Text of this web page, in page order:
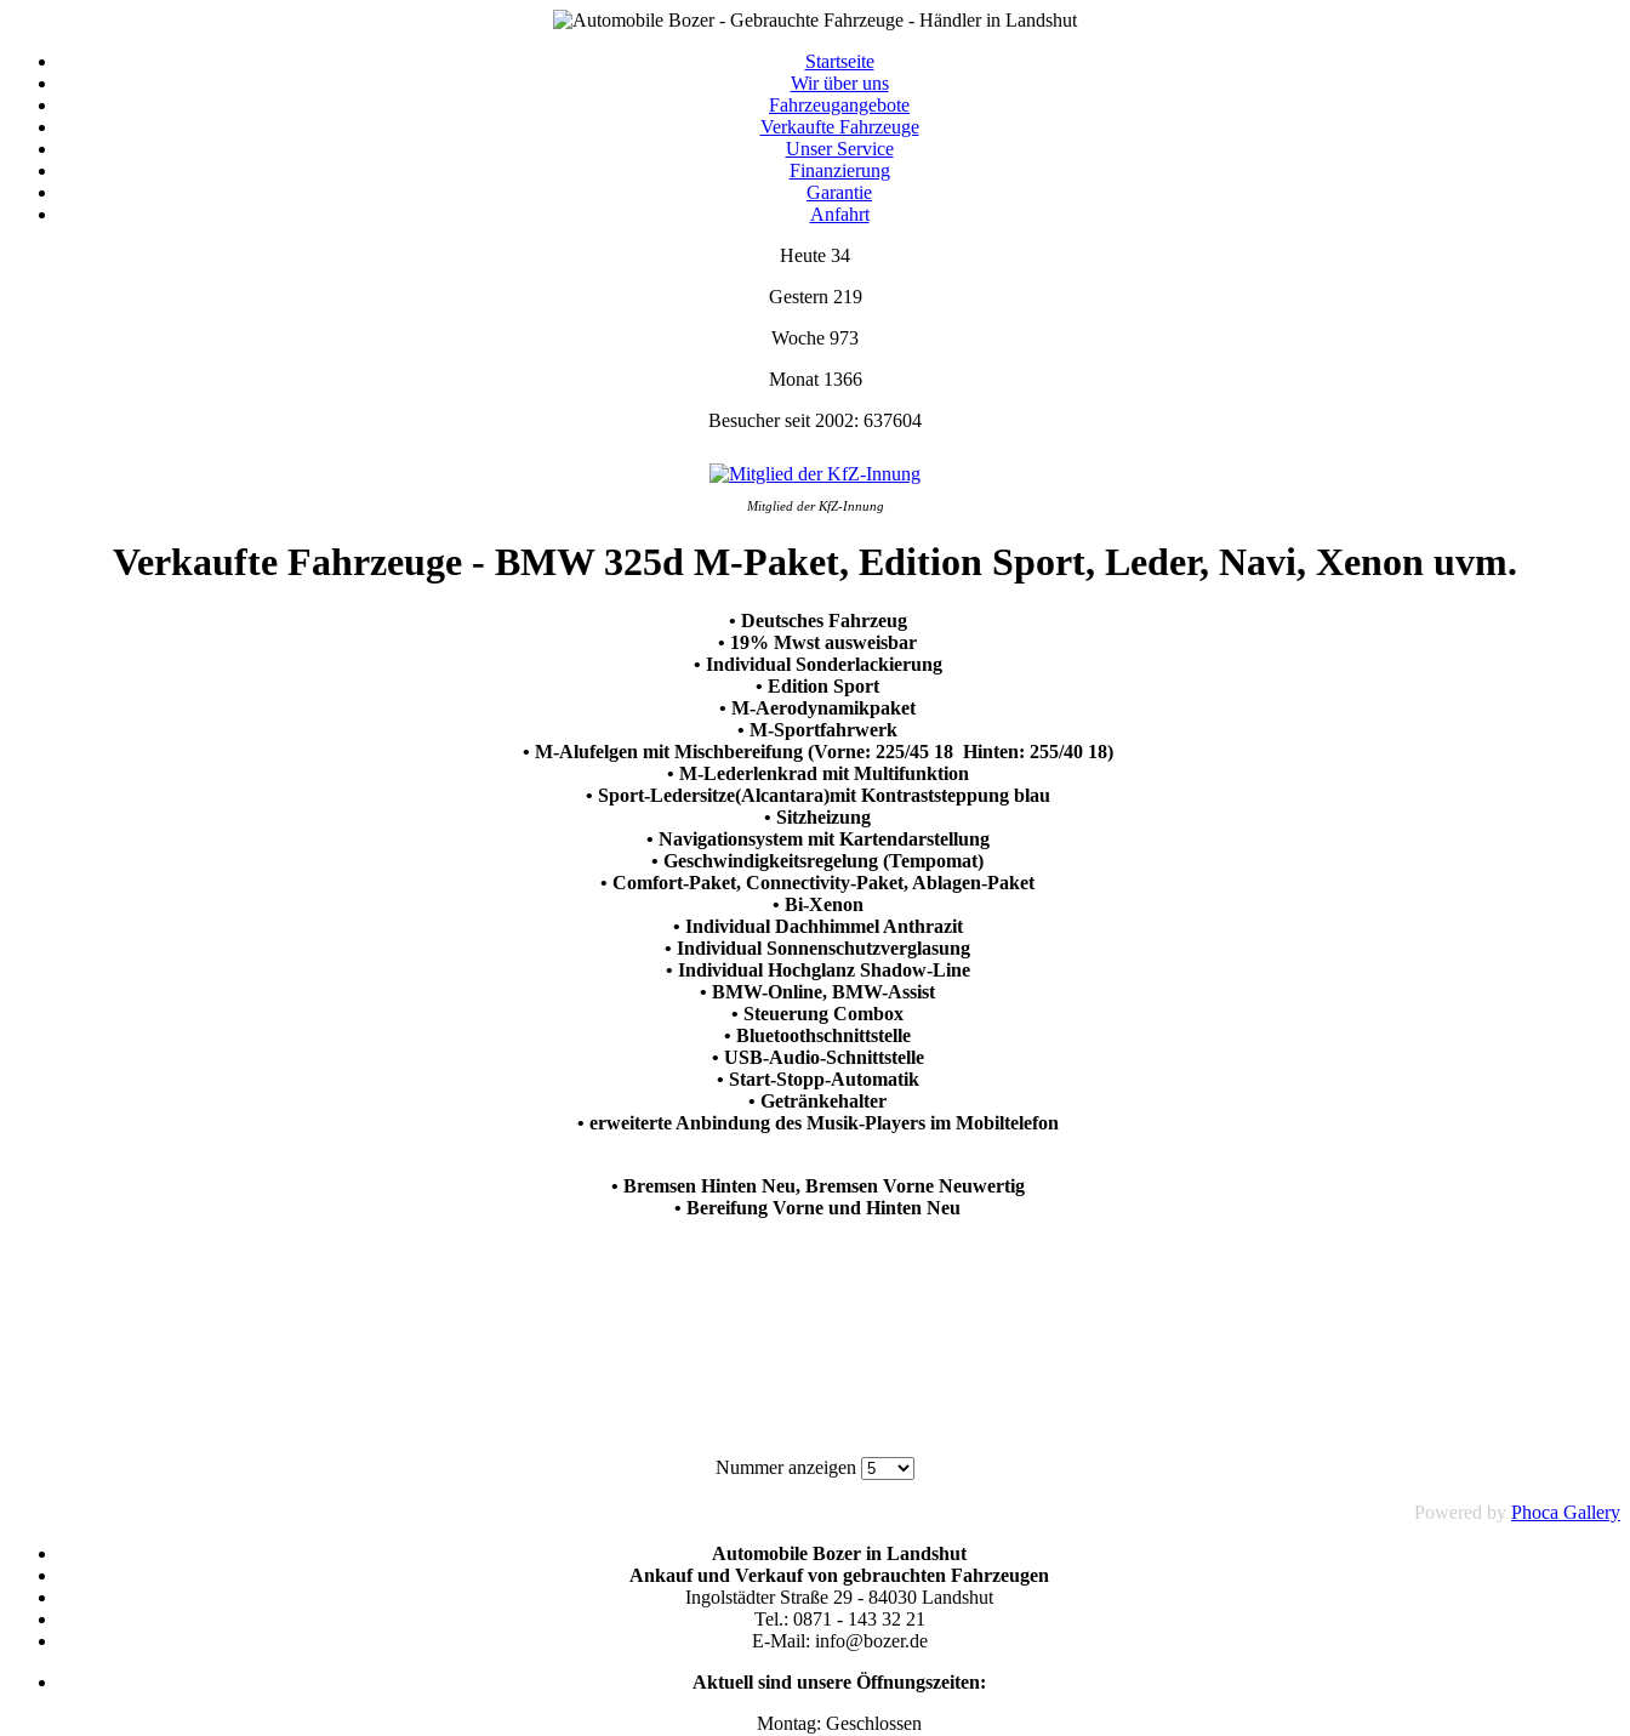
Startseite
Wir über uns
Fahrzeugangebote
Verkaufte Fahrzeuge
Unser Service
Finanzierung
Garantie
Anfahrt
Heute 34
Gestern 219
Woche 973
Monat 1366
Besucher seit 2002: 637604
Mitglied der KfZ-Innung
Verkaufte Fahrzeuge - BMW 325d M-Paket, Edition Sport, Leder, Navi, Xenon uvm.
• Deutsches Fahrzeug
• 19% Mwst ausweisbar
• Individual Sonderlackierung
• Edition Sport
• M-Aerodynamikpaket
• M-Sportfahrwerk
• M-Alufelgen mit Mischbereifung (Vorne: 225/45 18 Hinten: 255/40 18)
• M-Lederlenkrad mit Multifunktion
• Sport-Ledersitze(Alcantara)mit Kontraststeppung blau
• Sitzheizung
• Navigationsystem mit Kartendarstellung
• Geschwindigkeitsregelung (Tempomat)
• Comfort-Paket, Connectivity-Paket, Ablagen-Paket
• Bi-Xenon
• Individual Dachhimmel Anthrazit
• Individual Sonnenschutzverglasung
• Individual Hochglanz Shadow-Line
• BMW-Online, BMW-Assist
• Steuerung Combox
• Bluetoothschnittstelle
• USB-Audio-Schnittstelle
• Start-Stopp-Automatik
• Getränkehalter
• erweiterte Anbindung des Musik-Players im Mobiltelefon
• Bremsen Hinten Neu, Bremsen Vorne Neuwertig
• Bereifung Vorne und Hinten Neu
Nummer anzeigen
Powered by Phoca Gallery
Automobile Bozer in Landshut
Ankauf und Verkauf von gebrauchten Fahrzeugen
Ingolstädter Straße 29 - 84030 Landshut
Tel.: 0871 - 143 32 21
E-Mail: info@bozer.de
Aktuell sind unsere Öffnungszeiten:
Montag: Geschlossen